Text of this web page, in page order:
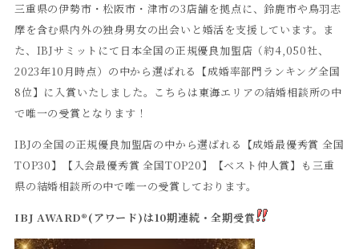
三重県の伊勢市・松阪市・津市の3店舗を拠点に、鈴鹿市や鳥羽志
摩を含む県内外の独身男女の出会いと婚活を支援しています。ま
た、IBJサミットにて日本全国の正規優良加盟店（約4,050社、
2023年10月時点）の中から選ばれる【成婚率部門ランキング全国
8位】に入賞いたしました。こちらは東海エリアの結婚相談所の中
で唯一の受賞となります！
IBJの全国の正規優良加盟店の中から選ばれる【成婚最優秀賞 全国
TOP30】【入会最優秀賞 全国TOP20】【ベスト仲人賞】も三重
県の結婚相談所の中で唯一の受賞しております。
IBJ AWARD®(アワード)は10期連続・全期受賞